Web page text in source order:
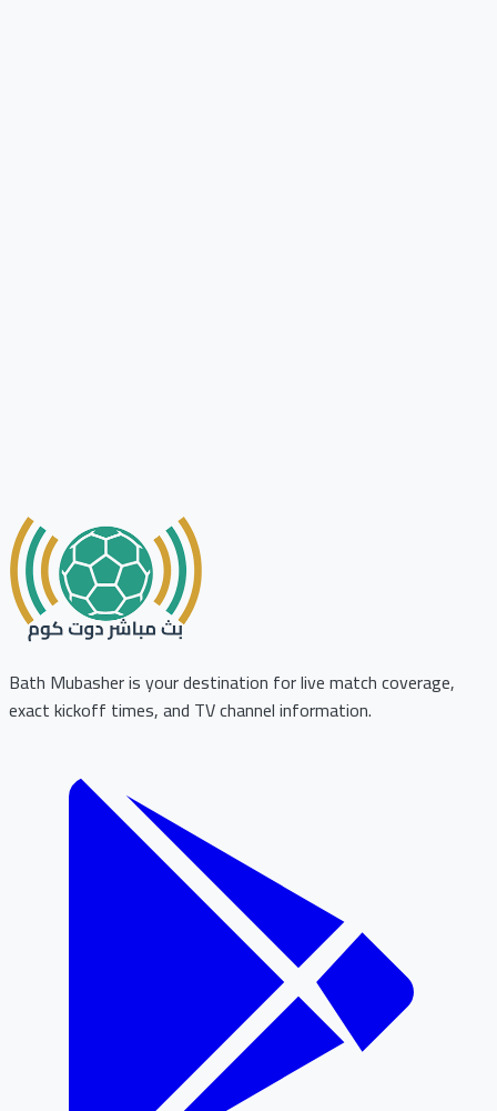
Bath Mubasher is your destination for live match coverage,
exact kickoff times, and TV channel information.